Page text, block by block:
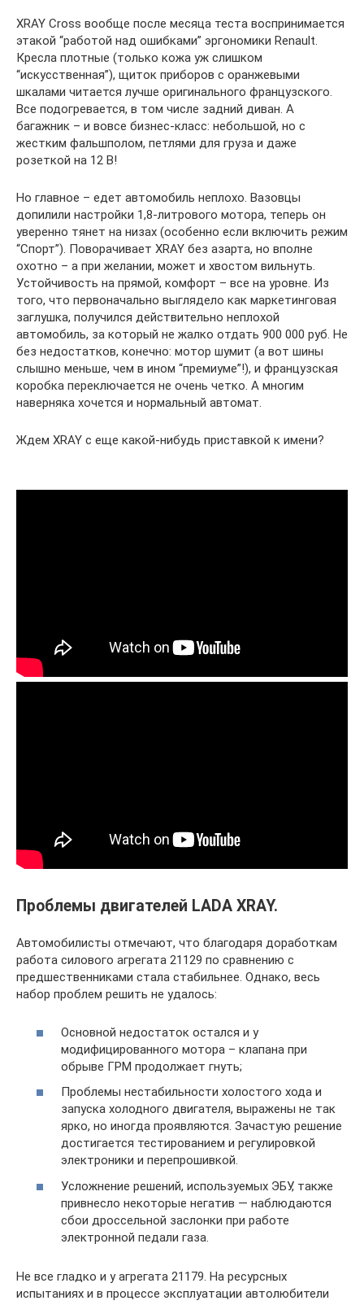
XRAY Cross вообще после месяца теста воспринимается
этакой “работой над ошибками” эргономики Renault.
Кресла плотные (только кожа уж слишком
“искусственная”), щиток приборов с оранжевыми
шкалами читается лучше оригинального французского.
Все подогревается, в том числе задний диван. А
багажник – и вовсе бизнес-класс: небольшой, но с
жестким фальш­полом, петлями для груза и даже
розеткой на 12 В!
Но главное – едет автомобиль неплохо. Вазовцы
допилили настройки 1,8-литро­вого мотора, теперь он
уверенно тянет на низах (особенно если включить режим
“Спорт”). Поворачивает XRAY без азарта, но вполне
охотно – а при желании, может и хвостом вильнуть.
Устойчивость на прямой, комфорт – все на уровне. Из
того, что первоначально выглядело как маркетинговая
заглушка, получился действительно неплохой
автомобиль, за который не жалко отдать 900 000 руб. Не
без недостатков, конечно: мотор шумит (а вот шины
слышно меньше, чем в ином “премиуме”!), и французская
коробка переключается не очень четко. А многим
наверняка хочется и нормальный автомат.
Ждем XRAY с еще какой-нибудь приставкой к имени?
Проблемы двигателей LADA XRAY.
Автомобилисты отмечают, что благодаря доработкам
работа силового агрегата 21129 по сравнению с
предшественниками стала стабильнее. Однако, весь
набор проблем решить не удалось:
Основной недостаток остался и у
модифицированного мотора – клапана при
обрыве ГРМ продолжает гнуть;
Проблемы нестабильности холостого хода и
запуска холодного двигателя, выражены не так
ярко, но иногда проявляются. Зачастую решение
достигается тестированием и регулировкой
электроники и перепрошивкой.
Усложнение решений, используемых ЭБУ, также
привнесло некоторые негатив — наблюдаются
сбои дроссельной заслонки при работе
электронной педали газа.
Не все гладко и у агрегата 21179. На ресурсных
испытаниях и в процессе эксплуатации автолюбители